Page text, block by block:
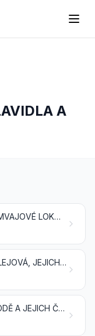
A
ŽELEZNIČNÍ NEBO TRAMVAJOVÉ LOKOMOTIVY, KOLEJOVÁ VOZIDLA A JEJICH ČÁSTI A SOUČÁSTI; KOLEJOVÝ SVRŠKOVÝ UPEVŇOVACÍ MATERIÁL A UPEVŇOVACÍ ZAŘÍZENÍ A JEJICH ČÁSTI A SOUČÁSTI; MECHANICKÁ (VČETNĚ ELEKTROMECHANICKÝCH) DOPRAVNÍ SIGNALIZAČNÍ ZAŘÍZENÍ VŠEHO DRUHU
VOZIDLA, JINÁ NEŽ KOLEJOVÁ, JEJICH ČÁSTI, SOUČÁSTI A PŘÍSLUŠENSTVÍ
LETADLA, KOSMICKÉ LODĚ A JEJICH ČÁSTI A SOUČÁSTI